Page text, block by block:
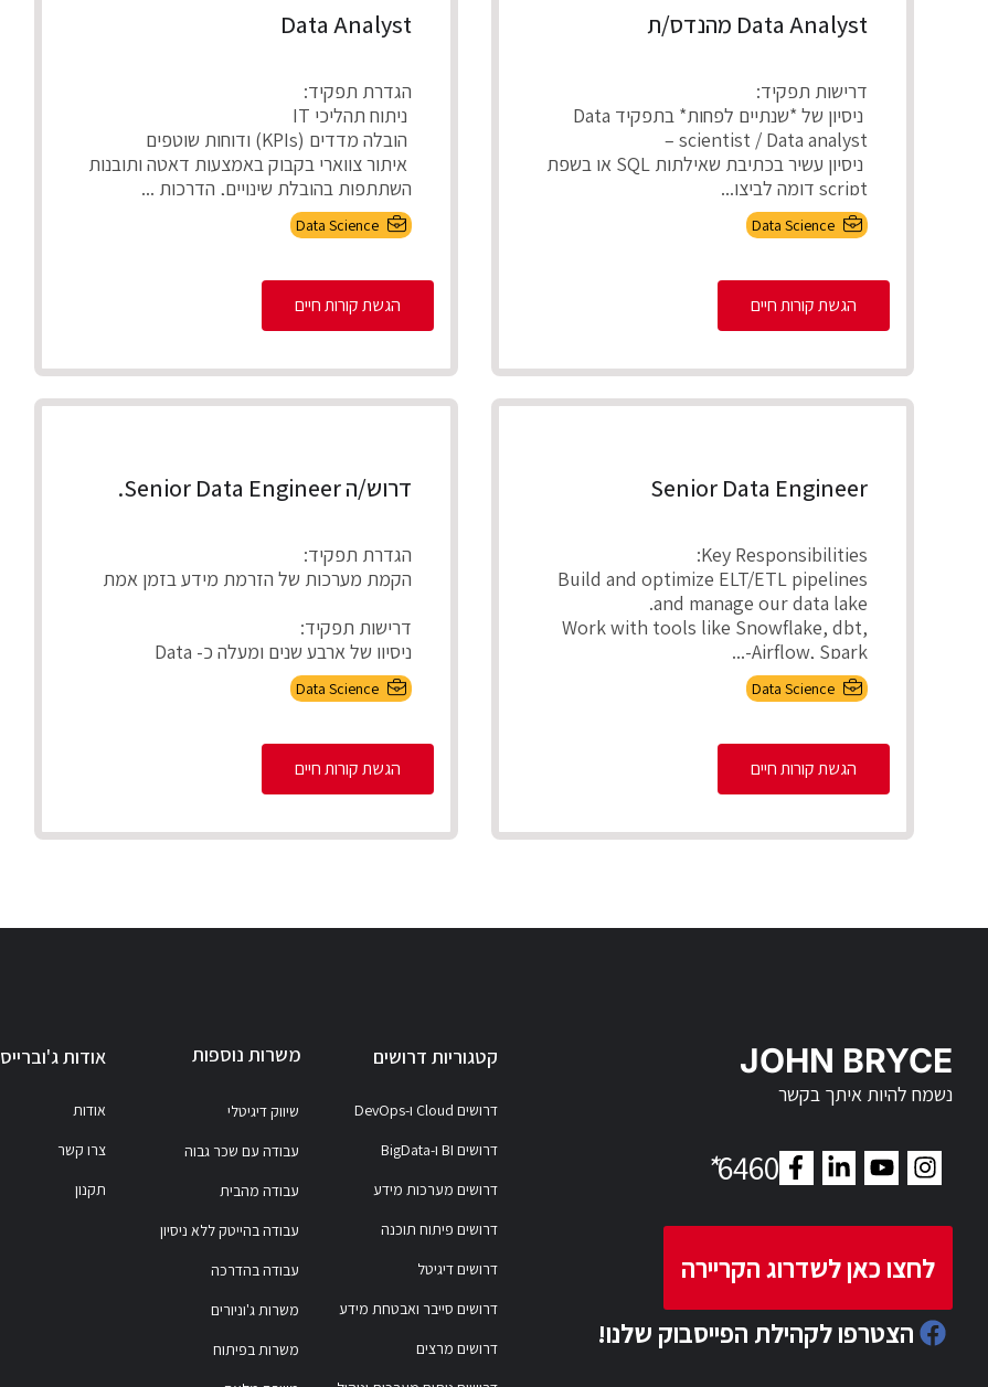
Data Analyst מהנדס/ת
דרישות תפקיד:
ניסיון של *שנתיים לפחות* בתפקיד Data
scientist / Data analyst –
ניסיון עשיר בכתיבת שאילתות SQL או בשפת
script דומה לביצו...
Data Science
הגשת קורות חיים
Data Analyst
הגדרת תפקיד:
ניתוח תהליכי IT
הובלה מדדים (KPIs) ודוחות שוטפים
איתור צווארי בקבוק באמצעות דאטה ותובנות
השתתפות בהובלת שינויים, הדרכות ...
Data Science
הגשת קורות חיים
Senior Data Engineer
Key Responsibilities:
Build and optimize ELT/ETL pipelines
and manage our data lake.
Work with tools like Snowflake, dbt,
Airflow, Spark-...
Data Science
הגשת קורות חיים
דרוש/ה Senior Data Engineer.
הגדרת תפקיד:
הקמת מערכות של הזרמת מידע בזמן אמת
דרישות תפקיד:
ניסיון של ארבע שנים ומעלה כ- Data
Engineer - חובה.
ניסיון של ניסיון של אר...
Data Science
הגשת קורות חיים
JOHN BRYCE
נשמח להיות איתך בקשר
6460
*
לחצו כאן לשדרוג הקריירה
הצטרפו לקהילת הפייסבוק שלנו!
קטגוריות דרושים
דרושים Cloud ו-DevOps
דרושים BI ו-BigData
דרושים מערכות מידע
דרושים פיתוח תוכנה
דרושים דיגיטל
דרושים סייבר ואבטחת מידע
דרושים מרצים
משרות נוספות
שיווק דיגיטלי
עבודה עם שכר גבוה
עבודה מהבית
עבודה בהייטק ללא ניסיון
עבודה בהדרכה
משרות ג'וניורים
משרות בפיתוח
אודות ג'וברייס
אודות
צרו קשר
תקנון